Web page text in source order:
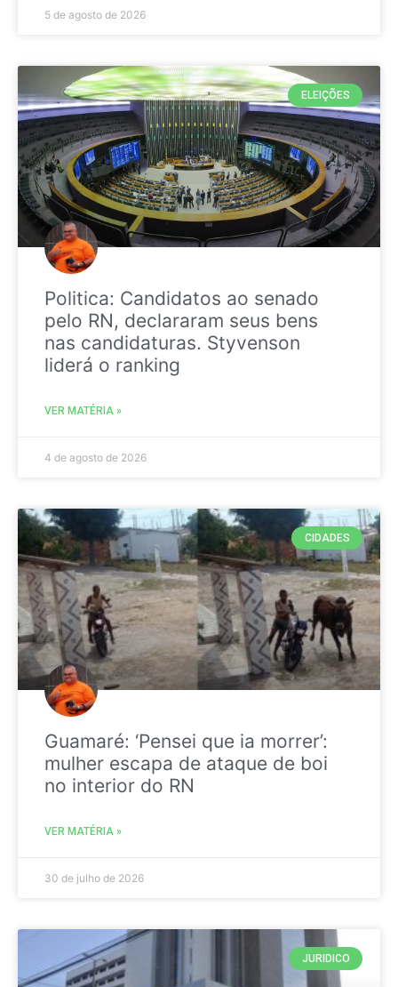
5 de agosto de 2026
ELEIÇÕES
Politica: Candidatos ao senado
pelo RN, declararam seus bens
nas candidaturas. Styvenson
liderá o ranking
VER MATÉRIA »
4 de agosto de 2026
CIDADES
Guamaré: ‘Pensei que ia morrer’:
mulher escapa de ataque de boi
no interior do RN
VER MATÉRIA »
30 de julho de 2026
JURIDICO